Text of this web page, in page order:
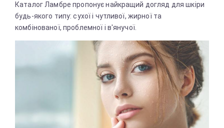
Каталог Ламбре пропонує найкращий догляд для шкіри
будь-якого типу: сухої і чутливої, жирної та
комбінованої, проблемної і в'янучої.